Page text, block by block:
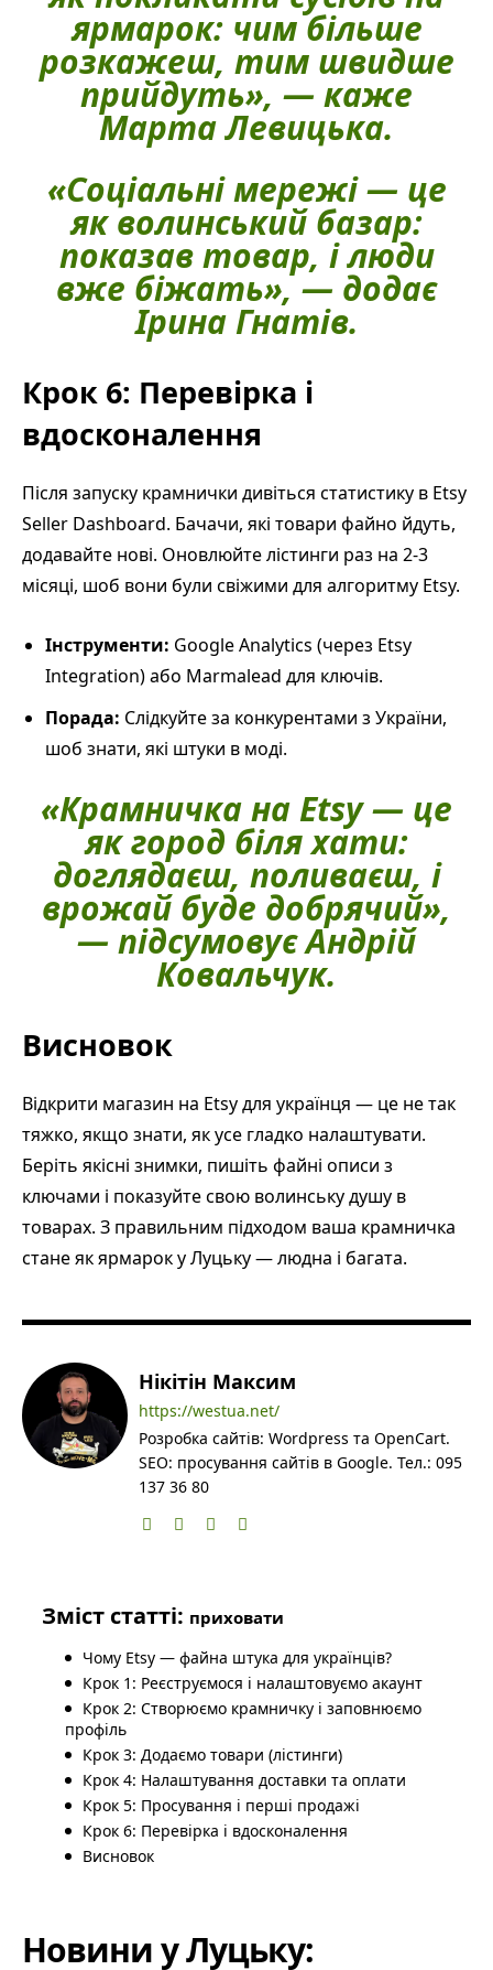
ярмарок: чим більше
розкажеш, тим швидше
прийдуть», — каже
Марта Левицька.
«Соціальні мережі — це
як волинський базар:
показав товар, і люди
вже біжать», — додає
Ірина Гнатів.
Крок 6: Перевірка і
вдосконалення
Після запуску крамнички дивіться статистику в Etsy
Seller Dashboard. Бачачи, які товари файно йдуть,
додавайте нові. Оновлюйте лістинги раз на 2-3
місяці, шоб вони були свіжими для алгоритму Etsy.
Інструменти: Google Analytics (через Etsy
Integration) або Marmalead для ключів.
Порада: Слідкуйте за конкурентами з України,
шоб знати, які штуки в моді.
«Крамничка на Etsy — це
як город біля хати:
доглядаєш, поливаєш, і
врожай буде добрячий»,
— підсумовує Андрій
Ковальчук.
Висновок
Відкрити магазин на Etsy для українця — це не так
тяжко, якщо знати, як усе гладко налаштувати.
Беріть якісні знимки, пишіть файні описи з
ключами і показуйте свою волинську душу в
товарах. З правильним підходом ваша крамничка
стане як ярмарок у Луцьку — людна і багата.
Нікітін Максим
https://westua.net/
Розробка сайтів: Wordpress та OpenCart.
SEO: просування сайтів в Google. Тел.: 095
137 36 80
Зміст статті: приховати
Чому Etsy — файна штука для українців?
Крок 1: Реєструємося і налаштовуємо акаунт
Крок 2: Створюємо крамничку і заповнюємо
профіль
Крок 3: Додаємо товари (лістинги)
Крок 4: Налаштування доставки та оплати
Крок 5: Просування і перші продажі
Крок 6: Перевірка і вдосконалення
Висновок
Новини у Луцьку: